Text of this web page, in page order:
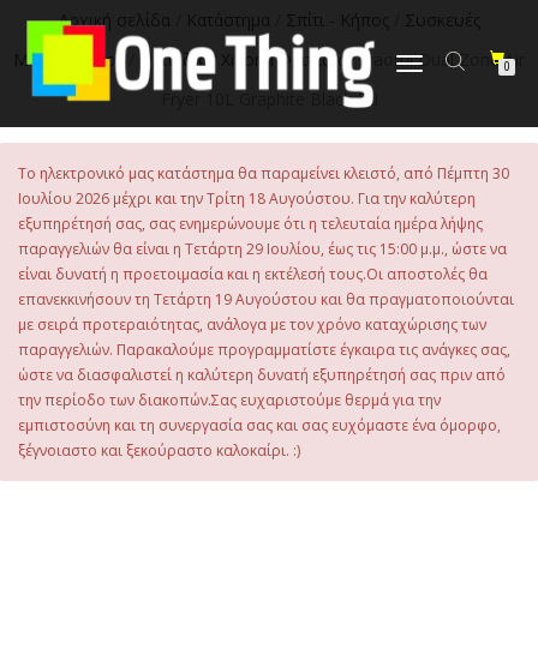
περιεχόμενο
Εναλλαγή
0
Αρχική σελίδα Κατάστημα Σπίτι - Κήπος
Συσκευές
Μαγειρέματος / Φριτέζες/ Xiaomi Φριτέζες / Xiaomi Dual Zone Air
Fryer 10L Graphite Black EU
Το ηλεκτρονικό μας κατάστημα θα παραμείνει κλειστό, από Πέμπτη 30
Ιουλίου 2026 μέχρι και την Τρίτη 18 Αυγούστου. Για την καλύτερη
εξυπηρέτησή σας, σας ενημερώνουμε ότι η τελευταία ημέρα λήψης
παραγγελιών θα είναι η Τετάρτη 29 Ιουλίου, έως τις 15:00 μ.μ., ώστε να
είναι δυνατή η προετοιμασία και η εκτέλεσή τους.Οι αποστολές θα
επανεκκινήσουν τη Τετάρτη 19 Αυγούστου και θα πραγματοποιούνται
με σειρά προτεραιότητας, ανάλογα με τον χρόνο καταχώρισης των
παραγγελιών. Παρακαλούμε προγραμματίστε έγκαιρα τις ανάγκες σας,
ώστε να διασφαλιστεί η καλύτερη δυνατή εξυπηρέτησή σας πριν από
την περίοδο των διακοπών.Σας ευχαριστούμε θερμά για την
εμπιστοσύνη και τη συνεργασία σας και σας ευχόμαστε ένα όμορφο,
ξέγνοιαστο και ξεκούραστο καλοκαίρι. :)